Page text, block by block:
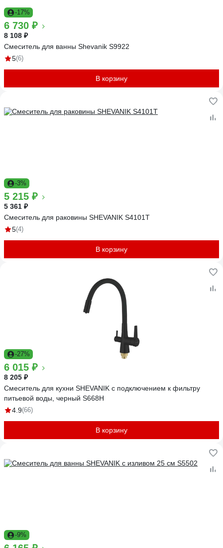
-17%
6 730 ₽
8 108 ₽
Смеситель для ванны Shevanik S9922
5(6)
В корзину
-3%
5 215 ₽
5 361 ₽
Смеситель для раковины SHEVANIK S4101T
5(4)
В корзину
-27%
6 015 ₽
8 205 ₽
Смеситель для кухни SHEVANIK с подключением к фильтру
питьевой воды, черный S668H
4.9(66)
В корзину
-9%